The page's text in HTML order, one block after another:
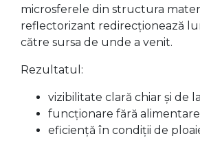
microsferele din structura
reflectorizant redirecționează
către sursa de unde a venit.
Rezultatul:
vizibilitate clară chiar și de
funcționare fără
eficiență în condiții de